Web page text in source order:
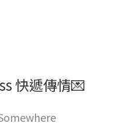
快遞傳情💌